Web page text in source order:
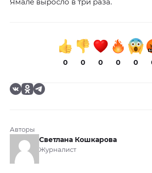
0 0 0 0 0
Авторы
Светлана Кошкарова
Журналист